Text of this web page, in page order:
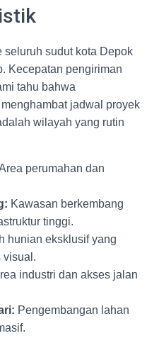
seluruh sudut kota Depok
Kecepatan pengiriman
tahu bahwa
jadwal proyek
wilayah yang rutin
perumahan dan
Kawasan berkembang
tinggi.
hunian eksklusif yang
visual.
industri dan akses jalan
Pengembangan lahan